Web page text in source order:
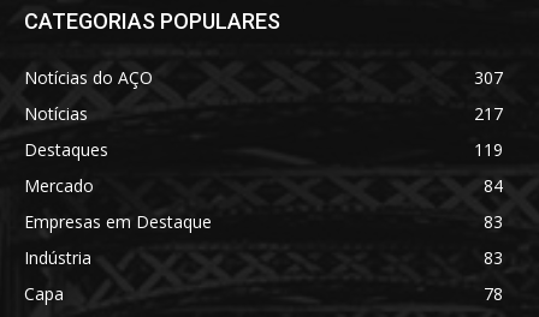
CATEGORIAS POPULARES
Notícias do AÇO
307
Notícias
217
Destaques
119
Mercado
84
Empresas em Destaque
83
Indústria
83
Capa
78